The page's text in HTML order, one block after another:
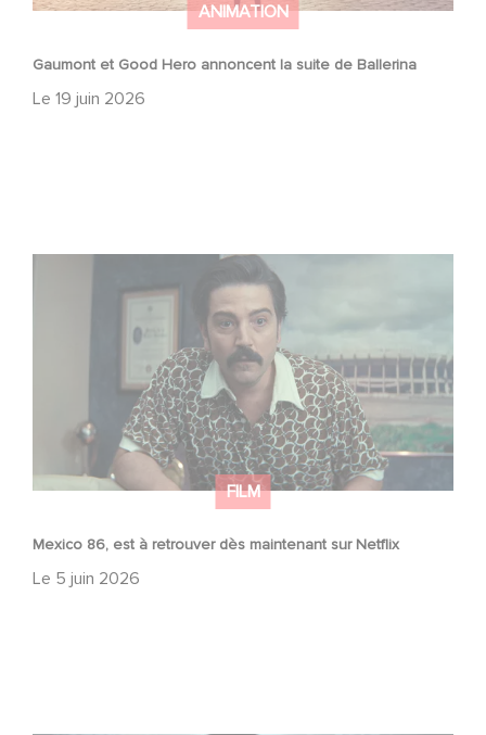
ANIMATION
Gaumont et Good Hero annoncent la suite de Ballerina
Le 19 juin 2026
FILM
Mexico 86, est à retrouver dès maintenant sur Netflix
Le 5 juin 2026
Mexico 86, est à retrouver dès maintenant sur Netflix